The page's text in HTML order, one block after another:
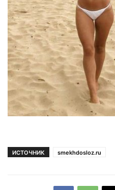
ИСТОЧНИК smekhdosloz.ru